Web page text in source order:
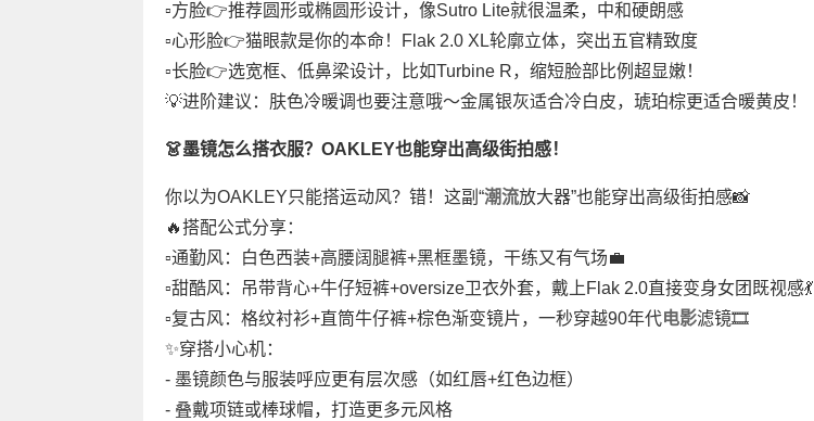
▫️方脸👉推荐圆形或椭圆形设计，像Sutro Lite就很温柔，中和硬朗感
▫️心形脸👉猫眼款是你的本命！Flak 2.0 XL轮廓立体，突出五官精致度
▫️长脸👉选宽框、低鼻梁设计，比如Turbine R，缩短脸部比例超显嫩！
💡进阶建议：肤色冷暖调也要注意哦～金属银灰适合冷白皮，琥珀棕更适合暖黄皮！
👗墨镜怎么搭衣服？OAKLEY也能穿出高级街拍感！
你以为OAKLEY只能搭运动风？错！这副“潮流放大器”也能穿出高级街拍感📸
🔥搭配公式分享：
▫️通勤风：白色西装+高腰阔腿裤+黑框墨镜，干练又有气场💼
▫️甜酷风：吊带背心+牛仔短裤+oversize卫衣外套，戴上Flak 2.0直接变身女团既视感💃
▫️复古风：格纹衬衫+直筒牛仔裤+棕色渐变镜片，一秒穿越90年代电影滤镜🎞️
✨穿搭小心机：
- 墨镜颜色与服装呼应更有层次感（如红唇+红色边框）
- 叠戴项链或棒球帽，打造更多元风格